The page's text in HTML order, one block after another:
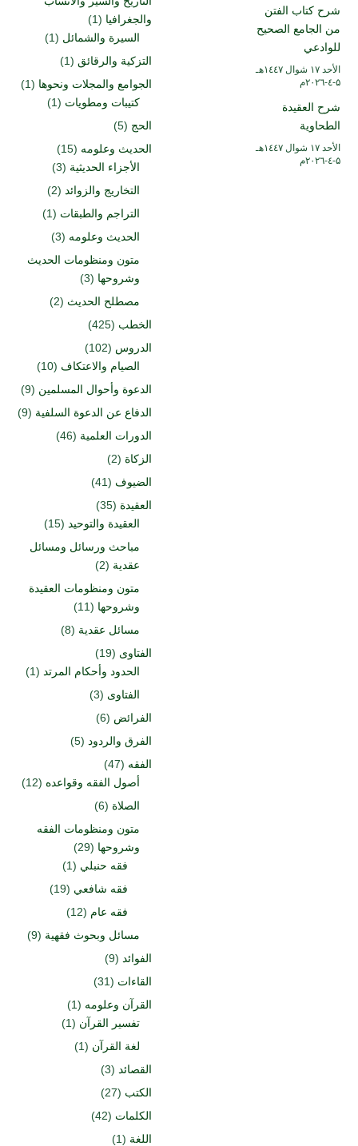
شرح كتاب الفتن
من الجامع الصحيح
للوادعي
الأحد ۱۷ شوال ۱٤٤۷هـ
۵-٤-۲۰۲٦م
شرح العقيدة
الطحاوية
الأحد ۱۷ شوال ۱٤٤۷هـ
۵-٤-۲۰۲٦م
والجغرافيا (1)
السيرة والشمائل (1)
التزكية والرقائق (1)
الجوامع والمجلات ونحوها (1)
كتيبات ومطويات (1)
الحج (5)
الحديث وعلومه (15)
الأجزاء الحديثية (3)
التخاريج والزوائد (2)
التراجم والطبقات (1)
الحديث وعلومه (3)
متون ومنظومات الحديث
وشروحها (3)
مصطلح الحديث (2)
الخطب (425)
الدروس (102)
الصيام والاعتكاف (10)
الدعوة وأحوال المسلمين (9)
الدفاع عن الدعوة السلفية (9)
الدورات العلمية (46)
الزكاة (2)
الضيوف (41)
العقيدة (35)
العقيدة والتوحيد (15)
مباحث ورسائل ومسائل
عقدية (2)
متون ومنظومات العقيدة
وشروحها (11)
مسائل عقدية (8)
الفتاوى (19)
الحدود وأحكام المرتد (1)
الفتاوى (3)
الفرائض (6)
الفرق والردود (5)
الفقه (47)
أصول الفقه وقواعده (12)
الصلاة (6)
متون ومنظومات الفقه
وشروحها (29)
فقه حنبلي (1)
فقه شافعي (19)
فقه عام (12)
مسائل وبحوث فقهية (9)
الفوائد (9)
القاءات (31)
القرآن وعلومه (1)
تفسير القرآن (1)
لغة القرآن (1)
القصائد (3)
الكتب (27)
الكلمات (42)
اللغة (1)